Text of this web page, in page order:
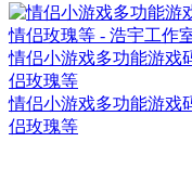
情侣小游戏多功能游戏
侣玫瑰等
情侣小游戏多功能游戏
侣玫瑰等